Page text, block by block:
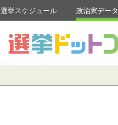
選挙スケジュール 政治家データ